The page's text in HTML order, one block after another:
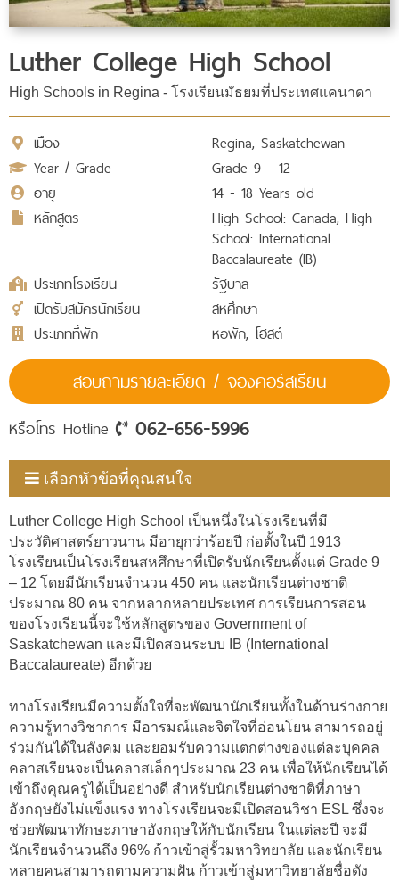
Luther College High School
High Schools in Regina - โรงเรียนมัธยมที่ประเทศแคนาดา
เมือง
Regina, Saskatchewan
Year / Grade
Grade 9 - 12
อายุ
14 - 18 Years old
หลักสูตร
High School: Canada, High
School: International
Baccalaureate (IB)
ประเภทโรงเรียน
รัฐบาล
เปิดรับสมัครนักเรียน
สหศึกษา
ประเภทที่พัก
หอพัก, โฮสต์
สอบถามรายละเอียด / จองคอร์สเรียน
หรือโทร Hotline 062-656-5996
เลือกหัวข้อที่คุณสนใจ
Luther College High School เป็นหนึ่งในโรงเรียนที่มี
ประวัติศาสตร์ยาวนาน มีอายุกว่าร้อยปี ก่อตั้งในปี 1913
โรงเรียนเป็นโรงเรียนสหศึกษาที่เปิดรับนักเรียนตั้งแต่ Grade 9
– 12 โดยมีนักเรียนจำนวน 450 คน และนักเรียนต่างชาติ
ประมาณ 80 คน จากหลากหลายประเทศ การเรียนการสอน
ของโรงเรียนนี้จะใช้หลักสูตรของ Government of
Saskatchewan และมีเปิดสอนระบบ IB (International
Baccalaureate) อีกด้วย
ทางโรงเรียนมีความตั้งใจที่จะพัฒนานักเรียนทั้งในด้านร่างกาย
ความรู้ทางวิชาการ มีอารมณ์และจิตใจที่อ่อนโยน สามารถอยู่
ร่วมกันได้ในสังคม และยอมรับความแตกต่างของแต่ละบุคคล
คลาสเรียนจะเป็นคลาสเล็กๆประมาณ 23 คน เพื่อให้นักเรียนได้
เข้าถึงคุณครูได้เป็นอย่างดี สำหรับนักเรียนต่างชาติที่ภาษา
อังกฤษยังไม่แข็งแรง ทางโรงเรียนจะมีเปิดสอนวิชา ESL ซึ่งจะ
ช่วยพัฒนาทักษะภาษาอังกฤษให้กับนักเรียน ในแต่ละปี จะมี
นักเรียนจำนวนถึง 96% ก้าวเข้าสู่รั้วมหาวิทยาลัย และนักเรียน
หลายคนสามารถตามความฝัน ก้าวเข้าสู่มหาวิทยาลัยชื่อดัง